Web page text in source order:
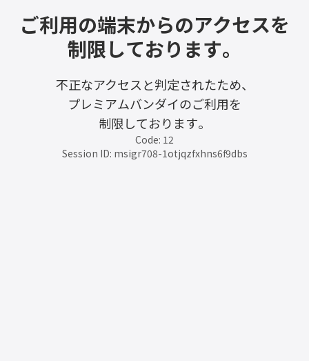
ご利用の端末からのアクセスを
制限しております。
不正なアクセスと判定されたため、
プレミアムバンダイのご利用を
制限しております。
Code: 12
Session ID: msigr708-1otjqzfxhns6f9dbs